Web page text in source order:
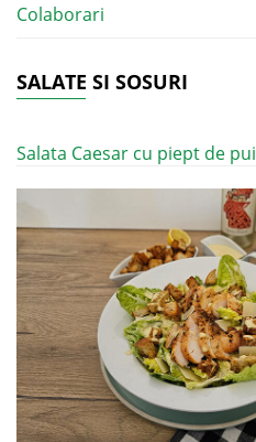
Colaborari
SALATE SI SOSURI
Salata Caesar cu piept de pui